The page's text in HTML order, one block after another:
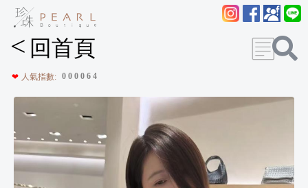
< 回首頁
❤ 人氣指數: 0 0 0 0 6 4